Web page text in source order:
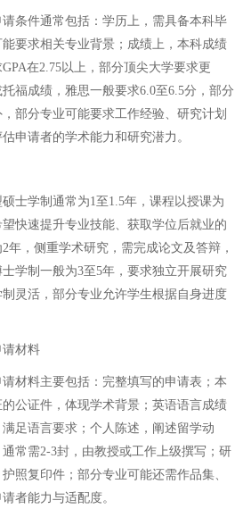
条件通常包括：学历上，需具备本科毕
要求相关专业背景；成绩上，本科成绩
在2.75以上，部分顶尖大学要求更
福成绩，雅思一般要求6.0至6.5分，部分
部分专业可能要求工作经验、研究计划
申请者的学术能力和研究潜力。
士学制通常为1至1.5年，课程以授课为
快速提升专业技能、获取学位后就业的
年，侧重学术研究，需完成论文及答辩，
学制一般为3至5年，要求独立开展研究
灵活，部分专业允许学生根据自身进度
材料
材料主要包括：完整填写的申请表；本
公证件，体现学术背景；英语语言成绩
足语言要求；个人陈述，阐述留学动
常需2-3封，由教授或工作上级撰写；研
照复印件；部分专业可能还需作品集、
者能力与适配度。